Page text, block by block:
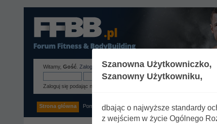
Witamy, Gość Zaloguj sięlubzarejestruj.
Zaloguj się podając nazwę użytkownika, hasło i długość sesji
Strona główna Pomoc Szukaj Tags Zaloguj się Rejestracja
Szanowna Użytkowniczko,
Szanowny Użytkowniku,
dbając o najwyższe standardy
z wejściem w życie Ogólnego